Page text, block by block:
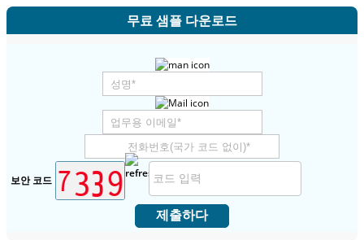
무료 샘플 다운로드
보안 코드
제출하다